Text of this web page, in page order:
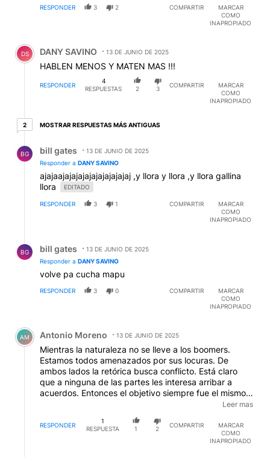
RESPONDER 3 2 COMPARTIR
MARCAR
COMO
INAPROPIADO
Comentario de DANY SAVINO.
DS DANY SAVINO 13 DE JUNIO DE 2025
HABLEN MENOS Y MATEN MAS !!!
RESPONDER
4
RESPUESTAS
2 3
COMPARTIR
MARCAR
COMO
INAPROPIADO
22 respuestas más antiguas
MOSTRAR RESPUESTAS MÁS ANTIGUAS
BG bill gates
13 DE JUNIO DE 2025
Responder a DANY SAVINO
ajajaajajajajajajajajajajaj ,y llora y llora ,y llora gallina
llora
EDITADO
RESPONDER 3 1 COMPARTIR
MARCAR
COMO
INAPROPIADO
BG bill gates
13 DE JUNIO DE 2025
Responder a DANY SAVINO
volve pa cucha mapu
RESPONDER 3 0 COMPARTIR
MARCAR
COMO
INAPROPIADO
Comentario de Antonio Moreno.
AM Antonio Moreno 13 DE JUNIO DE 2025
Mientras la naturaleza no se lleve a los boomers.
Estamos todos amenazados por sus locuras. De
ambos lados la retórica busca conflicto. Está claro
que a ninguna de las partes les interesa arribar a
acuerdos. Entonces el objetivo siempre fue el mismo.
Pasa en la vida y en los trabajos, cuando algo no se
quiere, se esconde y se ejecuta directamente la
traición. Estamos a merced de los peores
Leer mas
RESPONDER
1
RESPUESTA
1 2
COMPARTIR
MARCAR
COMO
INAPROPIADO